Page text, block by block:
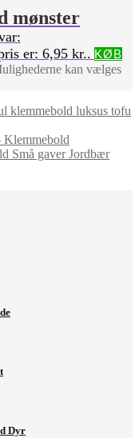
mønster
er: 6,95 kr.. KØB
kan vælges
Klemmebold
Jordbær
Dyr